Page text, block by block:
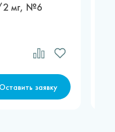
2 мг, №6
Оставить заявку